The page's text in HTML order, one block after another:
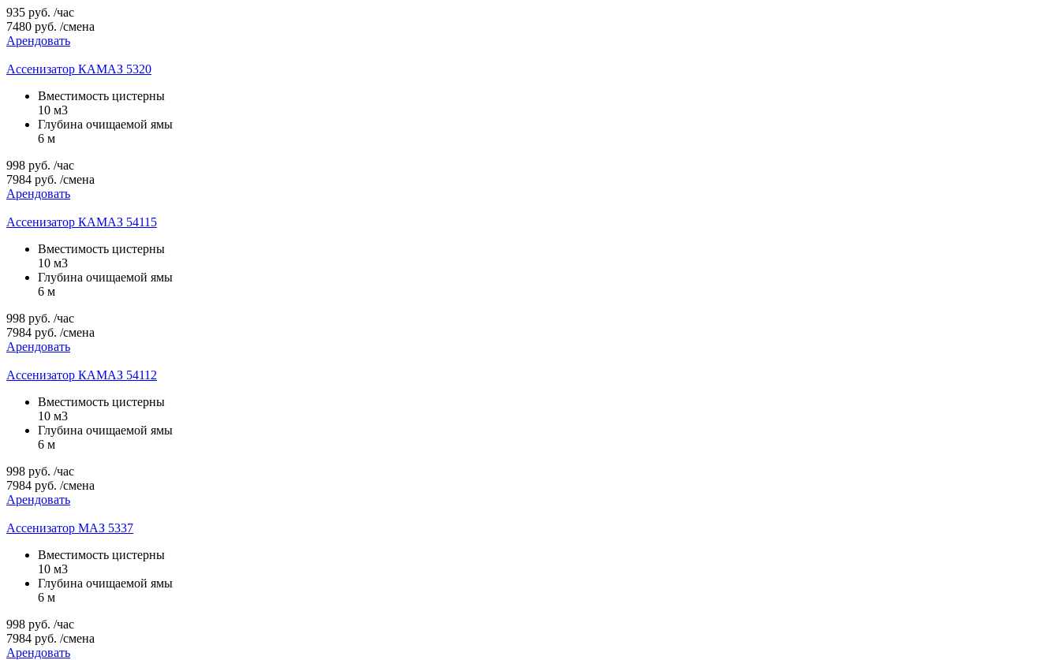
935 руб. /час
7480 руб. /смена
Арендовать
Ассенизатор КАМАЗ 5320
Вместимость цистерны
10 м3
Глубина очищаемой ямы
6 м
998 руб. /час
7984 руб. /смена
Арендовать
Ассенизатор КАМАЗ 54115
Вместимость цистерны
10 м3
Глубина очищаемой ямы
6 м
998 руб. /час
7984 руб. /смена
Арендовать
Ассенизатор КАМАЗ 54112
Вместимость цистерны
10 м3
Глубина очищаемой ямы
6 м
998 руб. /час
7984 руб. /смена
Арендовать
Ассенизатор МАЗ 5337
Вместимость цистерны
10 м3
Глубина очищаемой ямы
6 м
998 руб. /час
7984 руб. /смена
Арендовать